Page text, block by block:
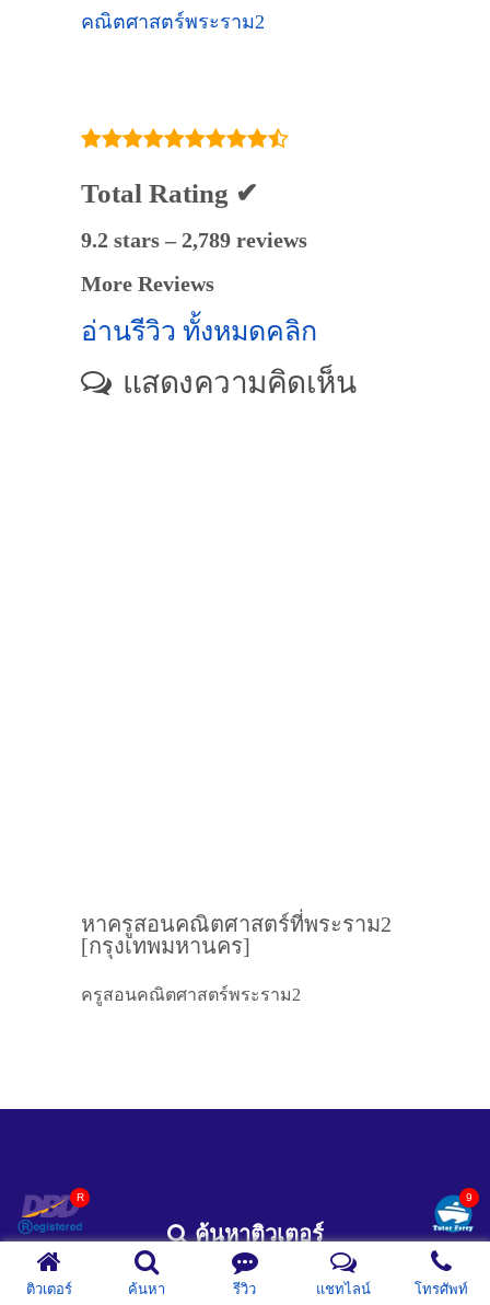
คณิตศาสตร์พระราม2
Total Rating ✔
9.2 stars – 2,789 reviews
More Reviews
อ่านรีวิว ทั้งหมดคลิก
แสดงความคิดเห็น
หาครูสอนคณิตศาสตร์ที่พระราม2
[กรุงเทพมหานคร]
ครูสอนคณิตศาสตร์พระราม2
ค้นหาติวเตอร์
รีวิวติวเตอร์
ติวเตอร์ ค้นหา รีวิว แชทไลน์ โทรศัพท์